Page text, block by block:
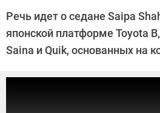
Кошик
Речь идет о седане Saipa
японской платформе Toyota
Saina и Quik, основанных на